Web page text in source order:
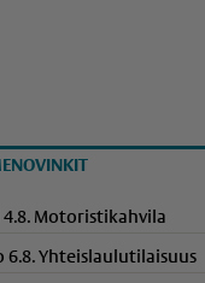
4.8. Motoristikahvila
6.8. Yhteis­lau­lu­ti­laisuus